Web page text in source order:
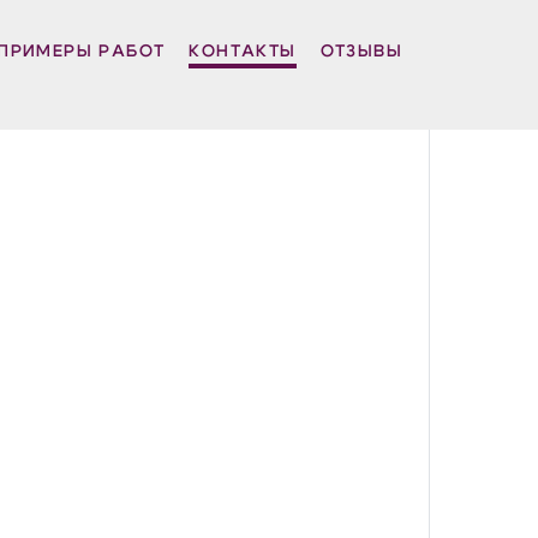
ПРИМЕРЫ РАБОТ КОНТАКТЫ ОТЗЫВЫ